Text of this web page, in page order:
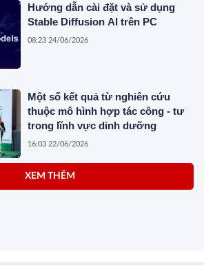
Hướng dẫn cài đặt và sử dụng
Stable Diffusion AI trên PC
08:23 24/06/2026
Một số kết quả từ nghiên cứu
thuộc mô hình hợp tác công - tư
trong lĩnh vực dinh dưỡng
16:03 22/06/2026
XEM THÊM